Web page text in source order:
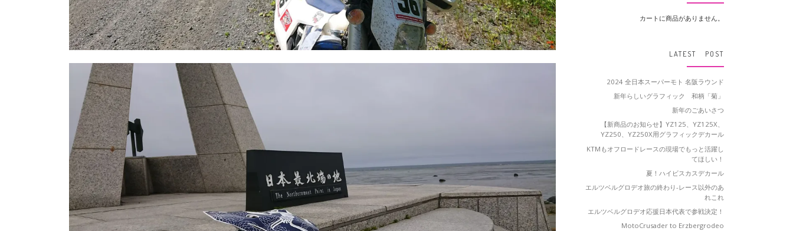
カートに商品がありません。
LATEST POST
2024 全日本スーパーモト 名阪ラウンド
新年らしいグラフィック 和柄「菊」
新年のごあいさつ
【新商品のお知らせ】YZ125、YZ125X、
YZ250、YZ250X用グラフィックデカール
KTMもオフロードレースの現場でもっと活躍し
てほしい！
夏！ハイビスカスデカール
エルツベルグロデオ旅の終わり-レース以外のあ
れこれ
エルツベルグロデオ応援日本代表で参戦決定！
MotoCrusader to Erzbergrodeo